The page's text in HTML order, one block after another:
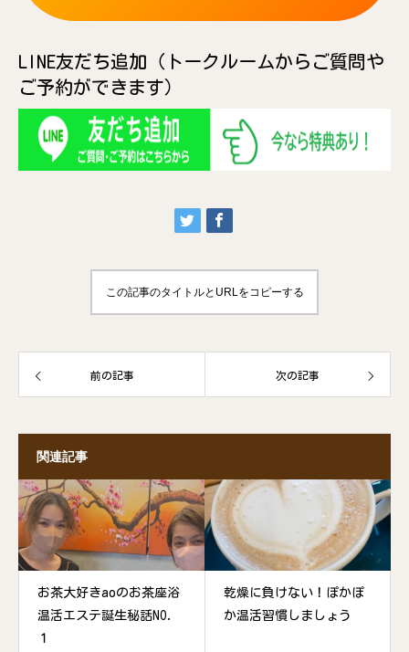
LINE友だち追加（トークルームからご質問や
ご予約ができます）
この記事のタイトルとURLをコピーする
前の記事 次の記事
関連記事
お茶大好きaoのお茶座浴
温活エステ誕生秘話NO.
１
乾燥に負けない！ぽかぽ
か温活習慣しましょう